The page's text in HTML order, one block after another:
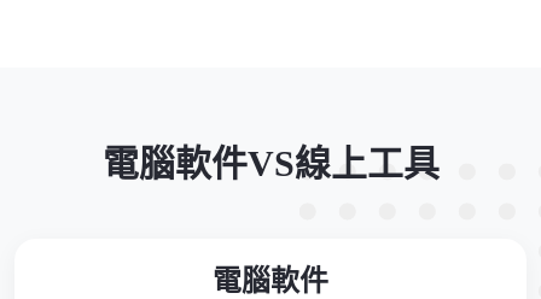
電腦軟件VS線上工具
電腦軟件